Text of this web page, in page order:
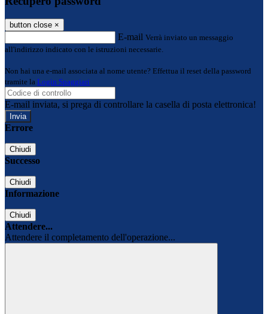
button close ×
E-mail Verrà inviato un messaggio
all'indirizzo indicato con le istruzioni necessarie.
Non hai una e-mail associata al nome utente? Effettua il reset della password
tramite la Login Spaggiari
E-mail inviata, si prega di controllare la casella di posta elettronica!
Errore
Chiudi
Successo
Chiudi
Informazione
Chiudi
Attendere...
Attendere il completamento dell'operazione...